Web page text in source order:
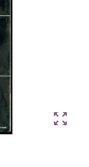
zoom_out_map